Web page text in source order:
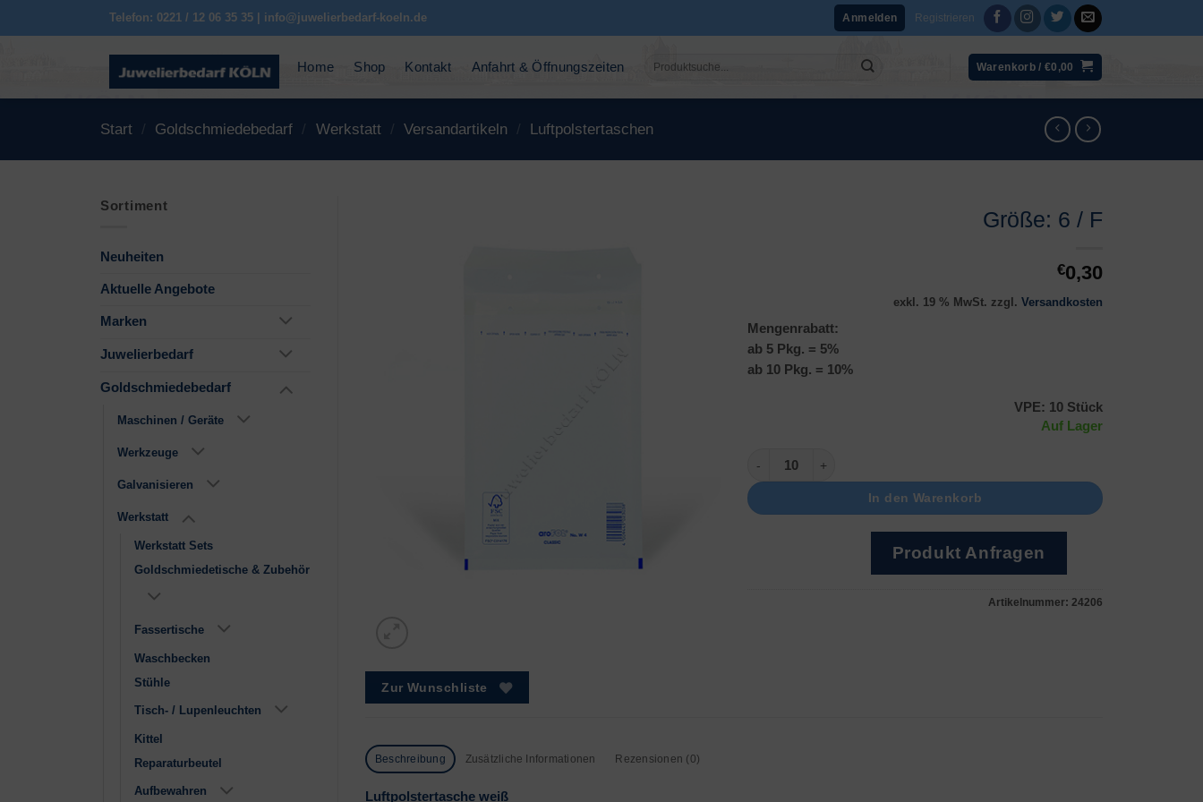
Telefon: 0221 / 12 06 35 35 | info@juwelierbedarf-koeln.de Anmelden Registrieren
Home Shop Kontakt Anfahrt & Öffnungszeiten
Suchen
Warenkorb /€0,00
Start / Goldschmiedebedarf / Werkstatt / Versandartikeln / Luftpolstertaschen
Sortiment
Neuheiten
Aktuelle Angebote
Marken
Juwelierbedarf
Goldschmiedebedarf
Maschinen / Geräte
Werkzeuge
Galvanisieren
Werkstatt
Werkstatt Sets
Goldschmiedetische & Zubehör
Fassertische
Waschbecken
Stühle
Tisch- / Lupenleuchten
Kittel
Reparaturbeutel
Aufbewahren
Zur Wunschliste
Größe: 6 / F
€0,30
exkl. 19 % MwSt. zzgl. Versandkosten
Mengenrabatt:
ab 5 Pkg. = 5%
ab 10 Pkg. = 10%
VPE: 10 Stück
Auf Lager
Größe: 6 / F Menge
In den Warenkorb
Produkt Anfragen
Artikelnummer: 24206
Beschreibung Zusätzliche Informationen Rezensionen (0)
Luftpolstertasche weiß